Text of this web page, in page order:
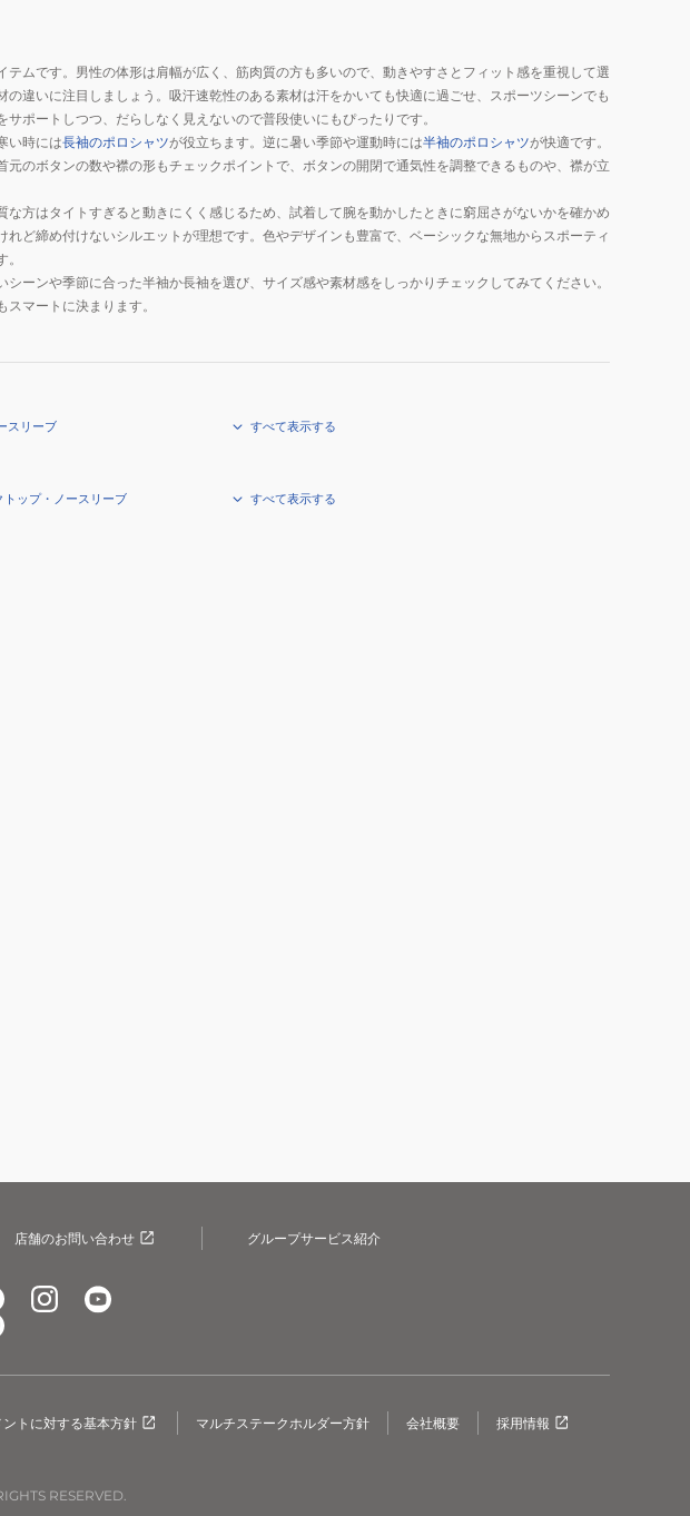
ムです。男性の体形は肩幅が広く、筋肉質の方も多いので、動きやすさとフィット感を重視して選
違いに注目しましょう。吸汗速乾性のある素材は汗をかいても快適に過ごせ、スポーツシーンでも
ポートしつつ、だらしなく見えないので普段使いにもぴったりです。
い時には長袖のポロシャツが役立ちます。逆に暑い季節や運動時には半袖のポロシャツが快適です。
のボタンの数や襟の形もチェックポイントで、ボタンの開閉で通気性を調整できるものや、襟が立
方はタイトすぎると動きにくく感じるため、試着して腕を動かしたときに窮屈さがないかを確かめ
ど締め付けないシルエットが理想です。色やデザインも豊富で、ベーシックな無地からスポーティ
シーンや季節に合った半袖か長袖を選び、サイズ感や素材感をしっかりチェックしてみてください。
マートに決まります。
スリーブ すべて表示する
トップ・ノースリーブ すべて表示する
店舗のお問い合わせ グループサービス紹介
トに対する基本方針 マルチステークホルダー方針 会社概要 採用情報
RESERVED.